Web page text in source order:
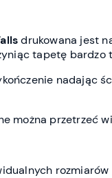
sdrukowana jest
tapetę bardzo
nadając
można przetrzeć